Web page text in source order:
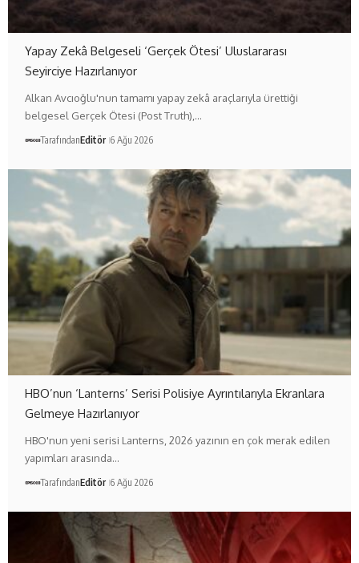
Yapay Zekâ Belgeseli ‘Gerçek Ötesi’ Uluslararası
Seyirciye Hazırlanıyor
Alkan Avcıoğlu'nun tamamı yapay zekâ araçlarıyla ürettiği
belgesel Gerçek Ötesi (Post Truth),…
TarafındanEditör 6 Ağu 2026
HBO’nun ‘Lanterns’ Serisi Polisiye Ayrıntılarıyla Ekranlara
Gelmeye Hazırlanıyor
HBO'nun yeni serisi Lanterns, 2026 yazının en çok merak edilen
yapımları arasında…
TarafındanEditör 6 Ağu 2026